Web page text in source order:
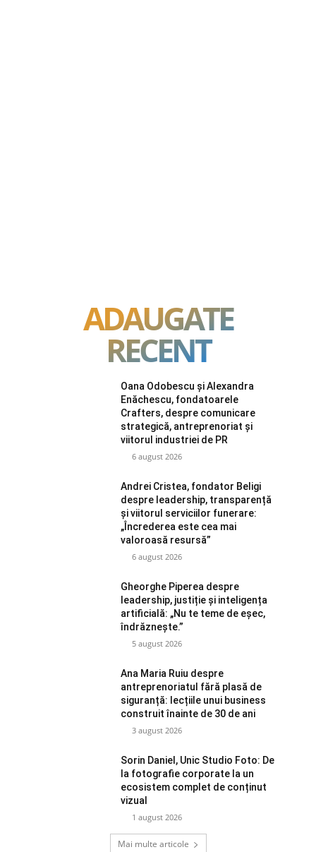
ADAUGATE
RECENT
Oana Odobescu și Alexandra
Enăchescu, fondatoarele
Crafters, despre comunicare
strategică, antreprenoriat și
viitorul industriei de PR
6 august 2026
Andrei Cristea, fondator Beligi
despre leadership, transparență
și viitorul serviciilor funerare:
„Încrederea este cea mai
valoroasă resursă”
6 august 2026
Gheorghe Piperea despre
leadership, justiție și inteligența
artificială: „Nu te teme de eșec,
îndrăznește.”
5 august 2026
Ana Maria Ruiu despre
antreprenoriatul fără plasă de
siguranță: lecțiile unui business
construit înainte de 30 de ani
3 august 2026
Sorin Daniel, Unic Studio Foto: De
la fotografie corporate la un
ecosistem complet de conținut
vizual
1 august 2026
Mai multe articole